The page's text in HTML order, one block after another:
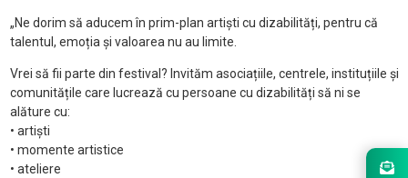
„Ne dorim să aducem în prim-plan artiști cu dizabilități, pentru că
talentul, emoția și valoarea nu au limite.
Vrei să fii parte din festival? Invităm asociațiile, centrele, instituțiile și
comunitățile care lucrează cu persoane cu dizabilități să ni se
alăture cu:
• artiști
• momente artistice
• ateliere